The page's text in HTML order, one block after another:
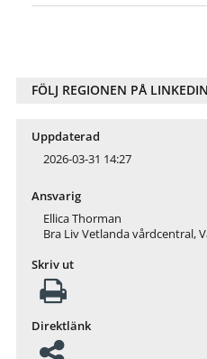
FÖLJ REGIONEN PÅ LINKEDIN
Uppdaterad
2026-03-31 14:27
Ansvarig
Ellica Thorman
Bra Liv Vetlanda vårdcentral,
Skriv ut
Direktlänk